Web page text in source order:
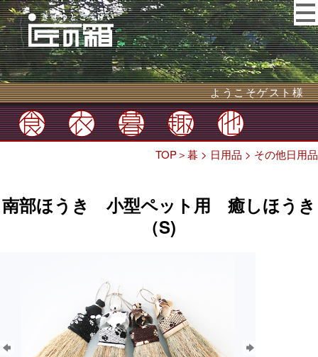
ようこそゲスト様
TOP＞暮 > 日用品 > その他日用品
南部ほうき 小型ペット用 癒しほうき
（S)